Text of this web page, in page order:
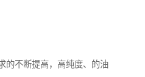
的不断提高，高纯度、的油